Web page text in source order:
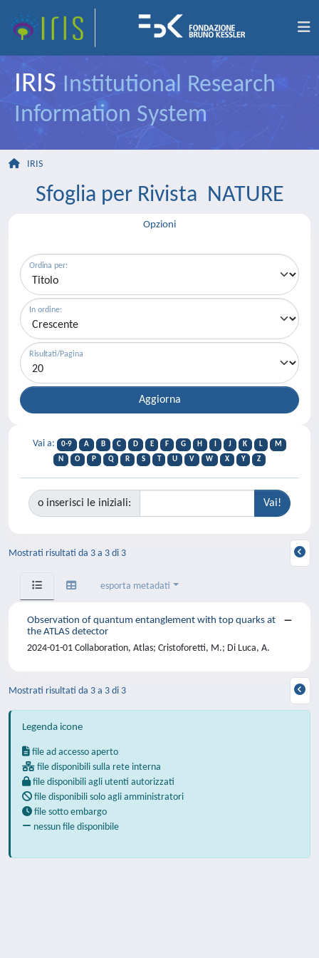
IRIS Institutional Research
Information System
IRIS
Sfoglia per Rivista NATURE
Opzioni
Ordina per:
In ordine:
Risultati/Pagina
Vai a: 0-9 A B C D E F G H J K L
M
N
O P Q R S T U V W X Y Z
o inserisci le iniziali:
Mostrati risultati da 3 a 3 di 3
esporta metadati
Observation of quantum entanglement with top quarks at
the ATLAS detector
2024-01-01 Collaboration, Atlas; Cristoforetti, M.; Di Luca, A.
Mostrati risultati da 3 a 3 di 3
Legenda icone
file ad accesso aperto
file disponibili sulla rete interna
file disponibili agli utenti autorizzati
file disponibili solo agli amministratori
file sotto embargo
nessun file disponibile